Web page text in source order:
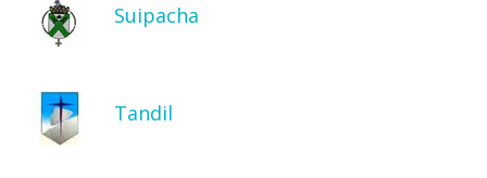
Suipacha
Tandil